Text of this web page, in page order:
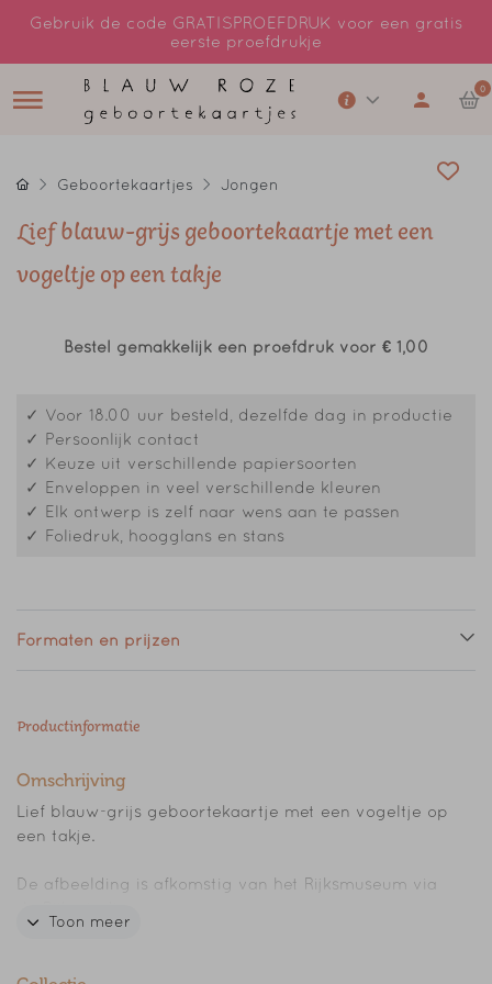
Gebruik de code GRATISPROEFDRUK voor een gratis
eerste proefdrukje
0
Geboortekaartjes Jongen
Lief blauw-grijs geboortekaartje met een
vogeltje op een takje
Bestel gemakkelijk een proefdruk voor € 1,00
✓ Voor 18.00 uur besteld, dezelfde dag in productie
✓ Persoonlijk contact
✓ Keuze uit verschillende papiersoorten
✓ Enveloppen in veel verschillende kleuren
✓ Elk ontwerp is zelf naar wens aan te passen
✓ Foliedruk, hoogglans en stans
Formaten en prijzen
Productinformatie
Omschrijving
Lief blauw-grijs geboortekaartje met een vogeltje op
een takje.
De afbeelding is afkomstig van het Rijksmuseum via
geboortekaartje van voor jullie kindje!
Toon meer